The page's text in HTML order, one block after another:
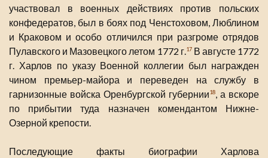
участвовал в военных действиях против польских
конфедератов, был в боях под Ченстоховом, Люблином
и Краковом и особо отличился при разгроме отрядов
Пулавского и Мазовецкого летом 1772 г. 17В августе 1772
г. Харлов по указу Военной коллегии был награжден
чином премьер-майора и переведен на службу в
гарнизонные войска Оренбургской губернии18
, а вскоре
по прибытии туда назначен комендантом Нижне-
Озерной крепости.
Последующие факты биографии Харлова